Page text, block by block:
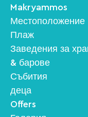
Makryammos
Местоположение
Плаж
Заведения за
& барове
Събития
деца
Offers